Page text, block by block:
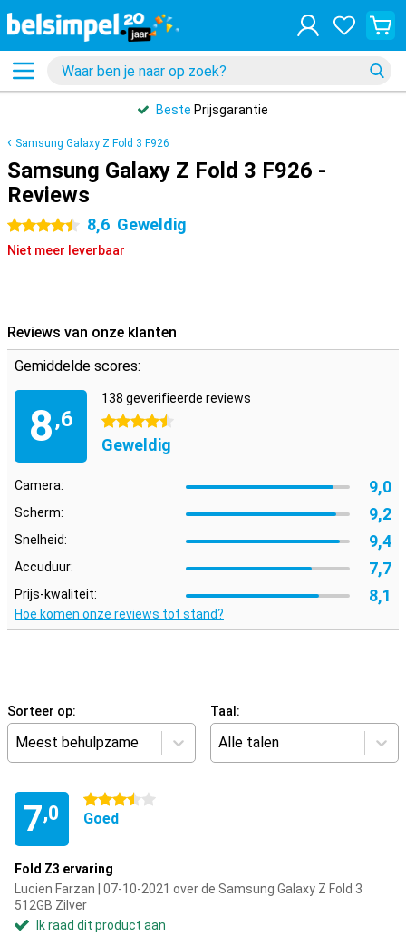
Beste Prijsgarantie
Samsung Galaxy Z Fold 3 F926
Samsung Galaxy Z Fold 3 F926 -
Reviews
4.5 sterren 8,6 Geweldig
Niet meer leverbaar
Reviews van onze klanten
Gemiddelde scores:
8,6
138 geverifieerde reviews
4.5 sterren
Geweldig
Camera: 9,0
Scherm: 9,2
Snelheid: 9,4
Accuduur: 7,7
Prijs-kwaliteit: 8,1
Hoe komen onze reviews tot stand?
Sorteer op:
Meest behulpzame
Taal:
Alle talen
7,0
3.5 sterren
Goed
Fold Z3 ervaring
Lucien Farzan | 07-10-2021 over de Samsung Galaxy Z Fold 3
512GB Zilver
Ik raad dit product aan